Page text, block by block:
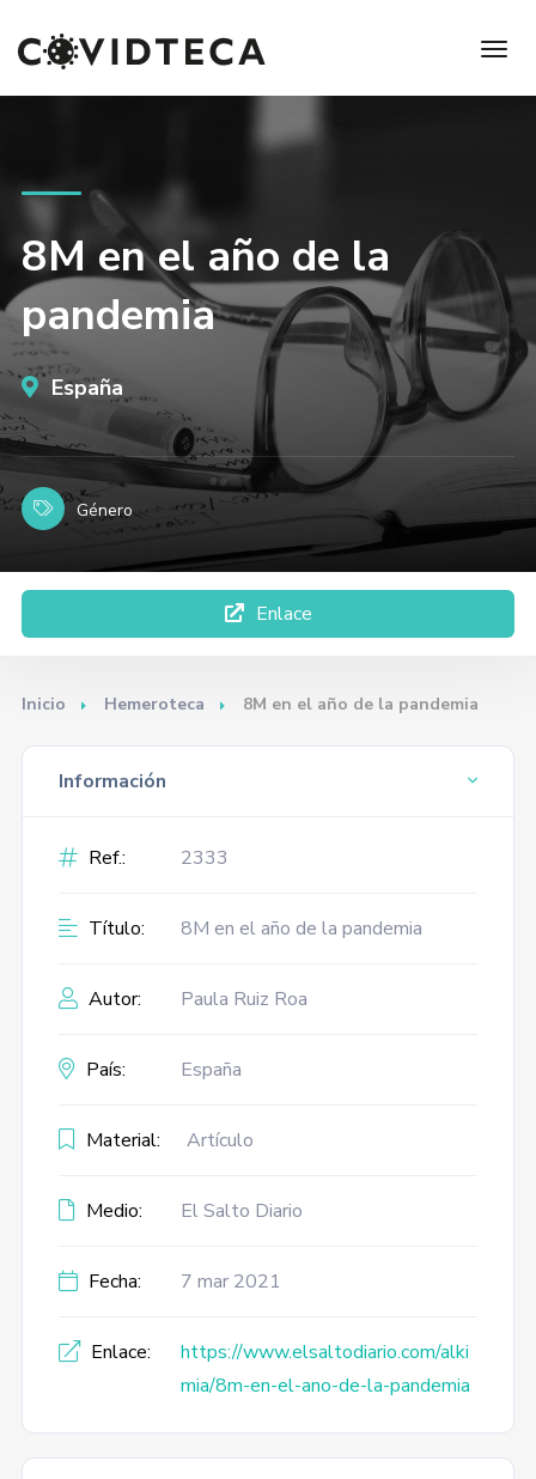
8M en el año de la
pandemia
España
Género
Enlace
Inicio Hemeroteca 8M en el año de la pandemia
Información
Ref.: 2333
Título: 8M en el año de la pandemia
Autor: Paula Ruiz Roa
País: España
Material: Artículo
Medio: El Salto Diario
Fecha: 7 mar 2021
Enlace:
https://www.elsaltodiario.com/alki
mia/8m-en-el-ano-de-la-pandemia